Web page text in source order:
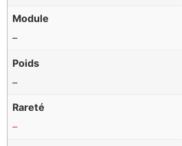
Module
–
Poids
–
Rareté
–